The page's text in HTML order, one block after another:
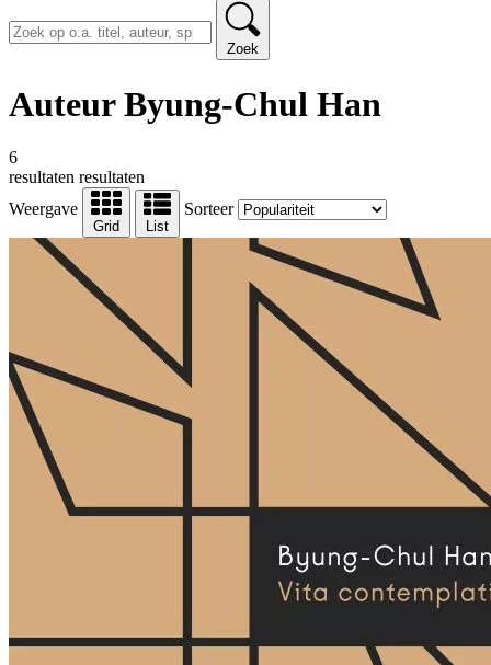
Zoek
Auteur Byung-Chul Han
6
resultaten resultaten
Weergave
Grid List
Sorteer